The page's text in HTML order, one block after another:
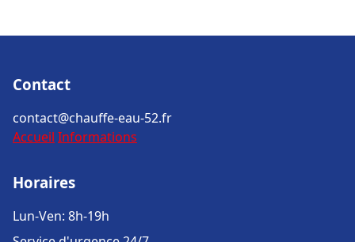
Contact
contact@chauffe-eau-52.fr
Accueil Informations
Horaires
Lun-Ven: 8h-19h